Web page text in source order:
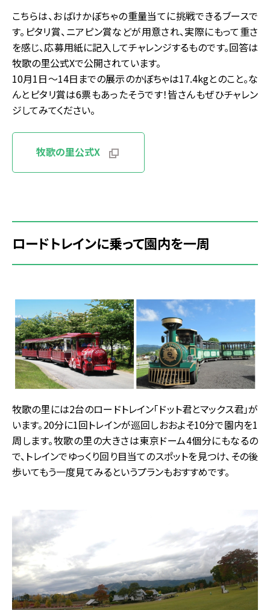
こちらは、おばけかぼちゃの重量当てに挑戦できるブースで
す。ピタリ賞、ニアピン賞などが用意され、実際にもって重さ
を感じ、応募用紙に記入してチャレンジするものです。回答は
牧歌の里公式Xで公開されています。
10月1日～14日までの展示のかぼちゃは17.4kgとのこと。な
んとピタリ賞は6票もあったそうです！皆さんもぜひチャレン
ジしてみてください。
牧歌の里公式X
ロードトレインに乗って園内を一周
牧歌の里には2台のロードトレイン「ドット君とマックス君」が
います。20分に1回トレインが巡回しおおよそ10分で園内を1
周します。牧歌の里の大きさは東京ドーム4個分にもなるの
で、トレインでゆっくり回り目当てのスポットを見つけ、その後
歩いてもう一度見てみるというプランもおすすめです。